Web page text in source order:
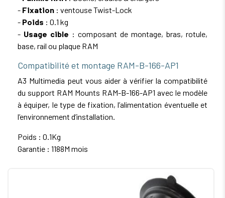
- Fixation : ventouse Twist-Lock
- Poids : 0.1 kg
- Usage cible : composant de montage, bras, rotule,
base, rail ou plaque RAM
Compatibilité et montage RAM-B-166-AP1
A3 Multimedia peut vous aider à vérifier la compatibilité
du support RAM Mounts RAM-B-166-AP1 avec le modèle
à équiper, le type de fixation, l’alimentation éventuelle et
l’environnement d’installation.
Poids : 0.1Kg
Garantie : 1188M mois